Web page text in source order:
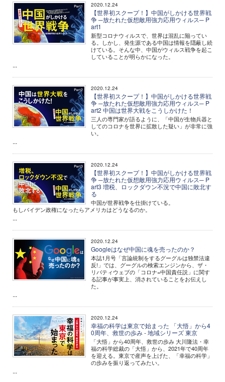
2020.12.24
【世界初スクープ！】中国がしかける世界戦
争 ─放たれた仮想敵用強力応用ウィルス─ P
art1
新型コロナウィルスで、世界は混乱に陥ってい
る。しかし、発生源である中国は情報を隠蔽し続
けている。そんな中、中国がウィルス戦争を起こ
していることが明らかになった。
...
2020.12.24
【世界初スクープ！】中国がしかける世界戦
争 ─放たれた仮想敵用強力応用ウィルス─ P
art2 中国は世界大戦をこうしかけた！
三人の専門家が語るように、「中国が生物兵器と
してのコロナを世界に拡散した疑い」が非常に強
い。
...
2020.12.24
【世界初スクープ！】中国がしかける世界戦
争 ─放たれた仮想敵用強力応用ウィルス─ P
art3 増税、ロックダウン不況で中国に敗北す
る
中国が世界戦争を仕掛けている。
もしバイデン政権になったらアメリカはどうなるのか。
...
2020.12.24
Googleはなぜ中国に魂を売ったのか？
本誌1月号「言論統制をするグーグルは独禁法違
反!」では、グーグルの検索エンジンから、ザ・
リバティウェブの「コロナ=中国責任説」に関す
る記事が事実上、消されていることをお伝えし
た。
...
2020.12.24
幸福の科学は東京で始まった 「大悟」から4
0周年、救世の歩み - 地域シリーズ 東京
「大悟」から40周年、救世の歩み 大川隆法・幸
福の科学総裁の「大悟」から、2021年で40周年
を迎える。東京で産声を上げた、「幸福の科学」
の歩みを振り返ってみたい。
...